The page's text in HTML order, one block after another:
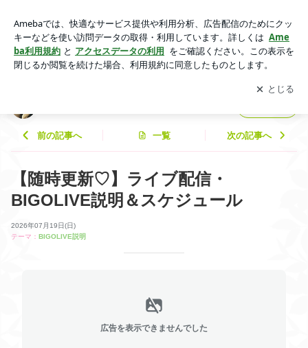
天野真喜 OFFICIAL BLOG
アプリをダウンロードして ブログの更新通知
を受け取りまし
ょう。
開く
前の記事へ 一覧 次の記事へ
【随時更新♡】ライブ配信・
BIGOLIVE説明＆スケジュール
2026年07月19日(日)
テーマ： BIGOLIVE説明
広告を表示できませんでした